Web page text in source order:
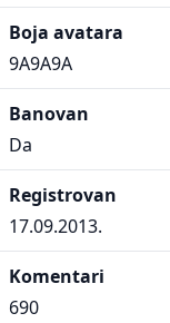
Boja avatara
9A9A9A
Banovan
Da
Registrovan
17.09.2013.
Komentari
690